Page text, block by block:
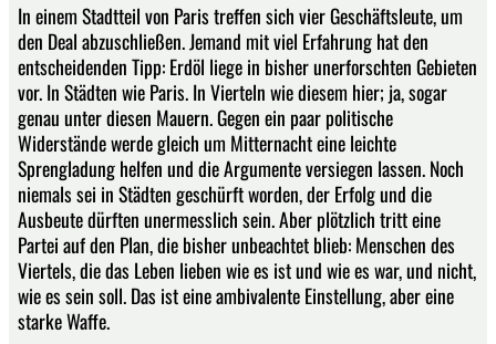
In einem Stadtteil von Paris treffen sich vier Geschäftsleute, um
den Deal abzuschließen. Jemand mit viel Erfahrung hat den
entscheidenden Tipp: Erdöl liege in bisher unerforschten Gebieten
vor. In Städten wie Paris. In Vierteln wie diesem hier; ja, sogar
genau unter diesen Mauern. Gegen ein paar politische
Widerstände werde gleich um Mitternacht eine leichte
Sprengladung helfen und die Argumente versiegen lassen. Noch
niemals sei in Städten geschürft worden, der Erfolg und die
Ausbeute dürften unermesslich sein. Aber plötzlich tritt eine
Partei auf den Plan, die bisher unbeachtet blieb: Menschen des
Viertels, die das Leben lieben wie es ist und wie es war, und nicht,
wie es sein soll. Das ist eine ambivalente Einstellung, aber eine
starke Waffe.